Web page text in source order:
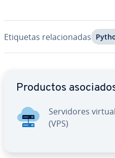
Etiquetas re­la­cio­na­das
Productos
Se­r­vi­do­res
(VPS)